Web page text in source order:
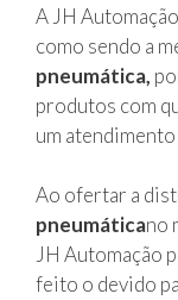
A JH
como sendo a
pneumática,
produtos com
um
Ao ofertar a
pneumáticano
JH Automação
feito o devido